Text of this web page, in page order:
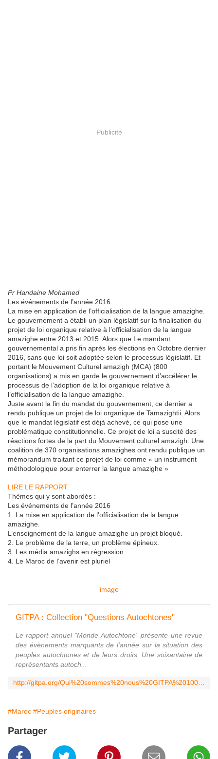
Publicité
Pr Handaine Mohamed
Les événements de l’année 2016
La mise en application de l’officialisation de la langue amazighe.
Le gouvernement a établi un plan législatif sur la finalisation du
projet de loi organique relative à l’officialisation de la langue
amazighe entre 2013 et 2015. Alors que Le mandant
gouvernemental a pris fin après les élections en Octobre dernier
2016, sans que loi soit adoptée selon le processus législatif. Et
portant le Mouvement Culturel amazigh (MCA) (800
organisations) a mis en garde le gouvernement d’accélérer le
processus de l’adoption de la loi organique relative à
l’officialisation de la langue amazighe.
Juste avant la fin du mandat du gouvernement, ce dernier a
rendu publique un projet de loi organique de Tamazightii. Alors
que le mandat législatif est déjà achevé, ce qui pose une
problématique constitutionnelle. Ce projet de loi a suscité des
réactions fortes de la part du Mouvement culturel amazigh. Une
coalition de 370 organisations amazighes ont rendu publique un
mémorandum traitant ce projet de loi comme « un instrument
méthodologique pour enterrer la langue amazighe »
LIRE LE RAPPORT
Thèmes qui y sont abordés :
Les événements de l’année 2016
1. La mise en application de l’officialisation de la langue
amazighe.
L’enseignement de la langue amazighe un projet bloqué.
2. Le problème de la terre, un problème épineux.
3. Les média amazighs en régression
4. Le Maroc de l’avenir est pluriel
image
GITPA : Collection "Questions Autochtones"
Le rapport annuel "Monde Autochtone" présente une revue
des évènements marquants de l'année sur la situation des
peuples autochtones et de leurs droits. Une soixantaine de
représentants autoch...
#Maroc #Peuples originaires
Partager